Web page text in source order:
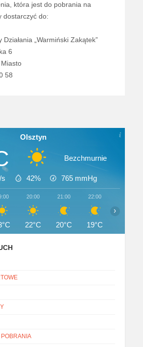
która jest do pobrania na
dostarczyć do:
„Warmiński Zakątek”
6
58
Olsztyn
Bezchmurnie
s 42% 765 mmHg
20:00
22°C
21:00
20°C
22:00
19°C
›